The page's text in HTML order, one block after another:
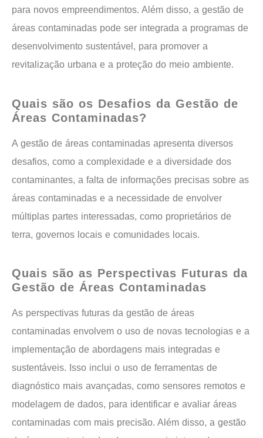
para novos empreendimentos. Além disso, a gestão de
áreas contaminadas pode ser integrada a programas de
desenvolvimento sustentável, para promover a
revitalização urbana e a proteção do meio ambiente.
Quais são os Desafios da Gestão de
Áreas Contaminadas?
A gestão de áreas contaminadas apresenta diversos
desafios, como a complexidade e a diversidade dos
contaminantes, a falta de informações precisas sobre as
áreas contaminadas e a necessidade de envolver
múltiplas partes interessadas, como proprietários de
terra, governos locais e comunidades locais.
Quais são as Perspectivas Futuras da
Gestão de Áreas Contaminadas
As perspectivas futuras da gestão de áreas
contaminadas envolvem o uso de novas tecnologias e a
implementação de abordagens mais integradas e
sustentáveis. Isso inclui o uso de ferramentas de
diagnóstico mais avançadas, como sensores remotos e
modelagem de dados, para identificar e avaliar áreas
contaminadas com mais precisão. Além disso, a gestão